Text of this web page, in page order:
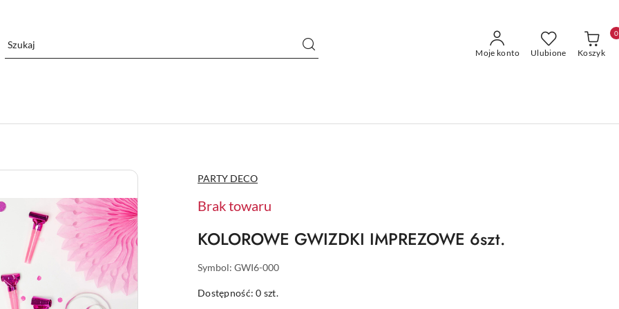
Moje konto Ulubione Koszyk
0
NAZWA
PRODUCENTA:
PARTY DECO
Brak towaru
KOLOROWE GWIZDKI IMPREZOWE 6szt.
Symbol: GWI6-000
Dostępność:0 szt.